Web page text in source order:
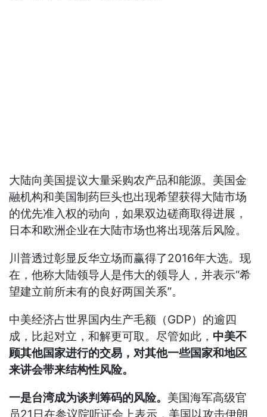
大陆向美国提议大量采购农产品和能源。美国金
融机构和美国制药巨头也出现希望获得大陆市场
的优先准入权的动向，如果双边磋商取得进展，
日本和欧洲企业在大陆市场也将出现落后风险。
川普透过彰显反华立场而赢得了2016年大选。现
在，他称大陆领导人是伟大的领导人，并表示“希
望建立前所未有的良好两国关系”。
中美经济占世界国内生产毛额（GDP）的逾四
成，比起对立，和解更可取。尽管如此， 中美不
顾其他国家进行的交易，对其他一些国家和地区
来讲会带来结构性风险。
一是台湾成为谈判筹码的风险。 美国海军高级官